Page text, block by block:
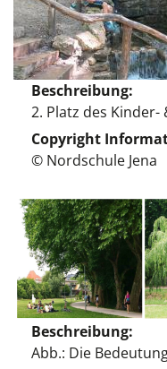
Beschreibung
2. Platz des
Copyright
© Nordschule Jena
Beschreibung
Abb.: Die